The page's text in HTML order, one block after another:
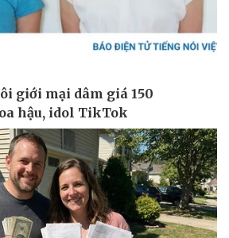
Ô tô - Xe máy
Ô tô
Xe máy
Tư vấn